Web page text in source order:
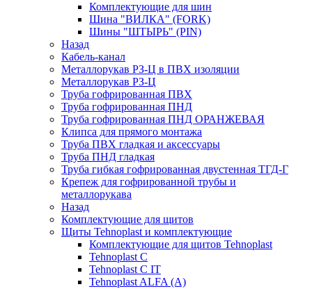
Комплектующие для шин
Шина "ВИЛКА" (FORK)
Шины "ШТЫРЬ" (PIN)
Назад
Кабель-канал
Металлорукав РЗ-Ц в ПВХ изоляции
Металлорукав РЗ-Ц
Труба гофрированная ПВХ
Труба гофрированная ПНД
Труба гофрированная ПНД ОРАНЖЕВАЯ
Клипса для прямого монтажа
Труба ПВХ гладкая и аксессуары
Труба ПНД гладкая
Труба гибкая гофрированная двустенная ТГД-Г
Крепеж для гофрированной трубы и
металлорукава
Назад
Комплектующие для щитов
Щиты Tehnoplast и комплектующие
Комплектующие для щитов Tehnoplast
Tehnoplast C
Tehnoplast C IT
Tehnoplast ALFA (А)